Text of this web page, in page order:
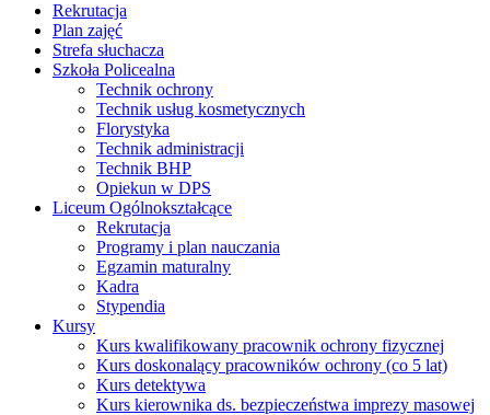
Rekrutacja
Plan zajęć
Strefa słuchacza
Szkoła Policealna
Technik ochrony
Technik usług kosmetycznych
Florystyka
Technik administracji
Technik BHP
Opiekun w DPS
Liceum Ogólnokształcące
Rekrutacja
Programy i plan nauczania
Egzamin maturalny
Kadra
Stypendia
Kursy
Kurs kwalifikowany pracownik ochrony fizycznej
Kurs doskonalący pracowników ochrony (co 5 lat)
Kurs detektywa
Kurs kierownika ds. bezpieczeństwa imprezy masowej